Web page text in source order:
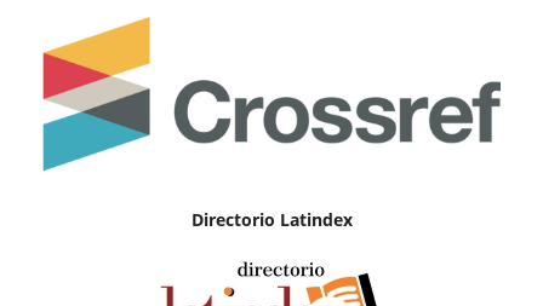
Directorio Latindex